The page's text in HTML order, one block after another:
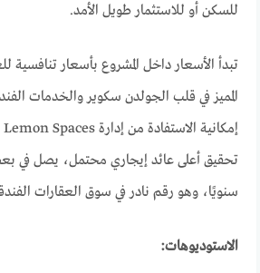
للسكن أو للاستثمار طويل الأمد.
تبدأ الأسعار داخل المشروع بأسعار تنافسية
المميز في قلب الجولدن سكوير والخدمات
سنويًا، وهو رقم نادر في سوق العقارات
الاستوديوهات: